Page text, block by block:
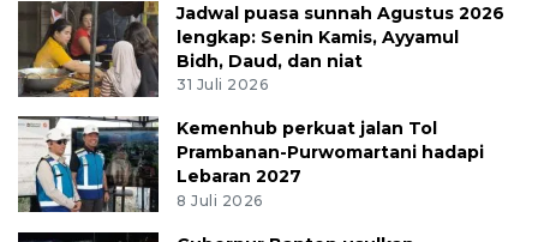
Jadwal puasa sunnah Agustus 2026
lengkap: Senin Kamis, Ayyamul
Bidh, Daud, dan niat
31 Juli 2026
Kemenhub perkuat jalan Tol
Prambanan-Purwomartani hadapi
Lebaran 2027
8 Juli 2026